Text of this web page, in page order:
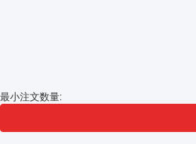
最小注文数量: